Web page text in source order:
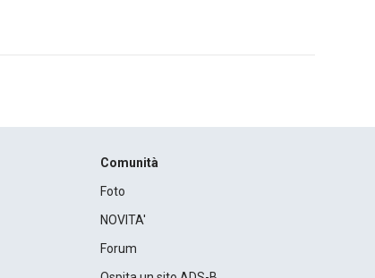
Comunità
Foto
NOVITA'
Forum